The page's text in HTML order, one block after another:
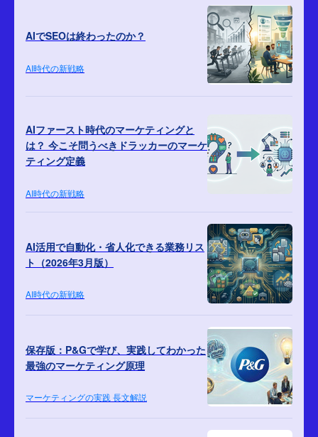
AIでSEOは終わったのか？
AI時代の新戦略
AIファースト時代のマーケティングと
は？ 今こそ問うべきドラッカーのマーケ
ティング定義
AI時代の新戦略
AI活用で自動化・省人化できる業務リス
ト（2026年3月版）
AI時代の新戦略
保存版：P&Gで学び、実践してわかった
最強のマーケティング原理
マーケティングの実践 長文解説